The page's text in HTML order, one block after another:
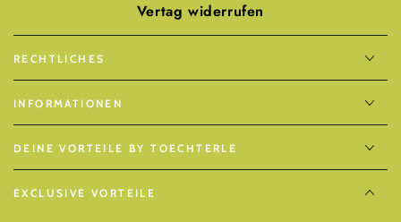
Vertag widerrufen
RECHTLICHES
INFORMATIONEN
DEINE VORTEILE BY TOECHTERLE
EXCLUSIVE VORTEILE